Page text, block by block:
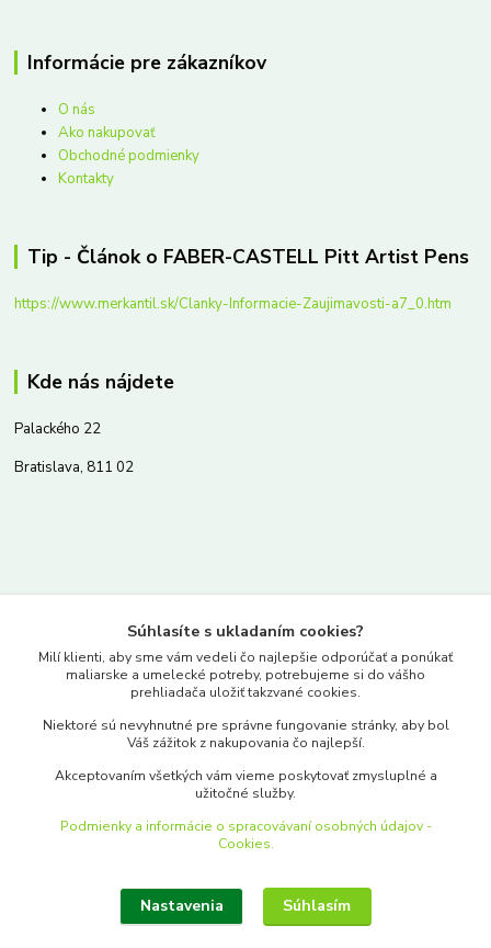
Informácie pre zákazníkov
O nás
Ako nakupovať
Obchodné podmienky
Kontakty
Tip - Článok o FABER-CASTELL Pitt Artist Pens
https://www.merkantil.sk/Clanky-Informacie-Zaujimavosti-a7_0.htm
Kde nás nájdete
Palackého 22
Bratislava, 811 02
www.merkantil.sk
Pondelok-Piatok: 9.00-17.00hod.
objednavky@merkantil-obchod.sk
Upraviť zber cookies.
Súhlasíte s ukladaním cookies?
Milí klienti, aby sme vám vedeli čo najlepšie odporúčať a ponúkať
maliarske a umelecké potreby, potrebujeme si do vášho
prehliadača uložiť takzvané cookies.
Niektoré sú nevyhnutné pre správne fungovanie stránky, aby bol
Váš zážitok z nakupovania čo najlepší.
Akceptovaním všetkých vám vieme poskytovať zmysluplné a
užitočné služby.
Podmienky a informácie o spracovávaní osobných údajov -
Cookies.
Nastavenia Súhlasím